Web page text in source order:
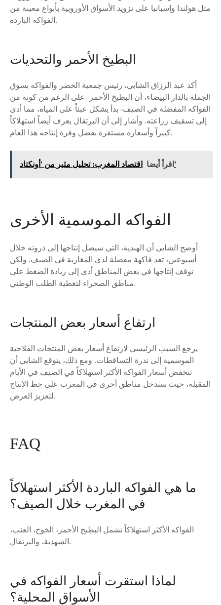
مثل هولندا وإسبانيا على تزويد الأسواق الأوروبية بأنواع معينة من
الفواكه الباردة.
البطيخ الأحمر والتحديات
أكد عبد الرزاق الشابي، رئيس جمعية الخضر والفواكه بسوق
الجملة بالدار البيضاء، أن البطيخ الأحمر -على الرغم من كونه من
الفواكه المفضلة في الصيف- بدأ يشكل عبئاً على المياه، مما أدى
إلى تسقيف زراعته. وأشار إلى أن البرتقال يعرف أيضاً استهلاكاً
كبيراً وأسعاره مستقرة بفضل وفرة إنتاجه هذا العام.
اقرأ أيضا اقتصاد المغرب: تحليل مثير من 'أونكتاد'
الفواكه الموسمية الأخرى
أوضح الشابي أن الهندية، التي سيصل إنتاجها إلى ذروته خلال
أسبوعين، تعد فاكهة مفضلة لدى المغاربة في الصيف. ولكن
توقف إنتاجها في بعض المناطق أدى إلى زيادة الضغط على
مناطق الصحراء لتغطية الطلب الوطني.
ارتفاع أسعار بعض المنتجات
يرجع السبب الرئيسي لارتفاع أسعار بعض المنتجات الفلاحية
الموسمية إلى ندرة التساقطات. ومع ذلك، يتوقع الشابي أن
تنخفض أسعار الفواكه الأكثر استهلاكاً في الصيف في الأيام
المقبلة، حيث ستدخل مناطق أخرى في المغرب على خط الإنتاج
لتعزيز العرض.
FAQ
ما هي الفواكه الباردة الأكثر استهلاكاً
في المغرب خلال الصيف؟
الفواكه الأكثر استهلاكاً تشمل البطيخ الأحمر، الخوخ، العنب،
الشهدية، والبرتقال.
لماذا استقرت أسعار الفواكه في
الأسواق المحلية؟